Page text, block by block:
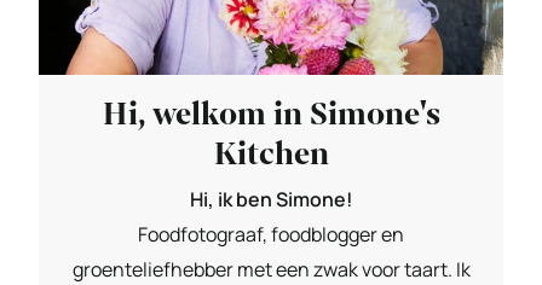
Hi, welkom in Simone's
Kitchen
Hi, ik ben Simone!
Foodfotograaf, foodblogger en
groenteliefhebber met een zwak voor taart. Ik